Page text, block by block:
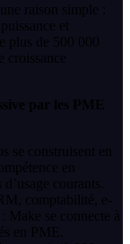
raison simple :
et
plus de 500 000
croissance
par les PME
se construisent en
en
courants.
comptabilité, e-
Make se connecte à
en PME.